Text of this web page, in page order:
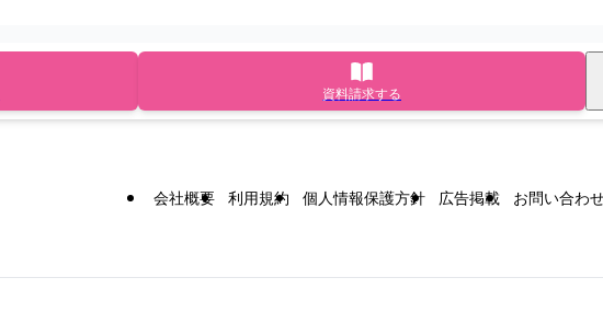
資料請求する
会社概要 利用規約 個人情報保護方針 広告掲載 お問い合わ